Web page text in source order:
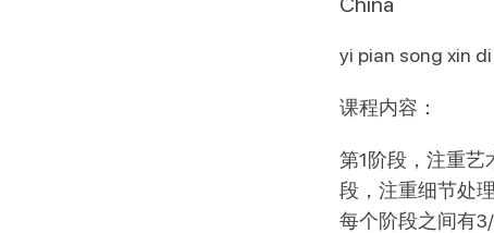
yi pian song xin di
课程内容：
第1阶段，注重
段，注重细节处
每个阶段之间有